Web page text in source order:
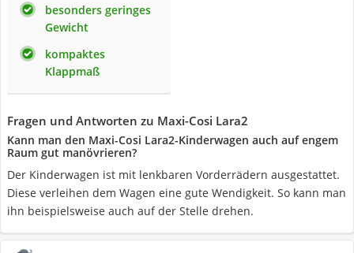
besonders geringes
Gewicht
kompaktes
Klappmaß
Fragen und Antworten zu Maxi-Cosi Lara2
Kann man den Maxi-Cosi Lara2-Kinderwagen auch auf engem
Raum gut manövrieren?
Der Kinderwagen ist mit lenkbaren Vorderrädern ausgestattet.
Diese verleihen dem Wagen eine gute Wendigkeit. So kann man
ihn beispielsweise auch auf der Stelle drehen.